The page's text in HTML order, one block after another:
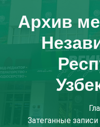
Архив
Затеганные